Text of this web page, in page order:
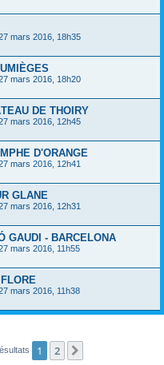
mars 2016, 18h35
mars 2016, 18h20
DE THOIRY
mars 2016, 12h45
D'ORANGE
mars 2016, 12h41
GLANE
mars 2016, 12h31
GAUDI - BARCELONA
mars 2016, 11h55
mars 2016, 11h38
1 2